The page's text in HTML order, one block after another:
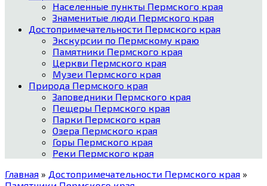
Населенные пункты Пермского края
Знаменитые люди Пермского края
Достопримечательности Пермского края
Экскурсии по Пермскому краю
Памятники Пермского края
Церкви Пермского края
Музеи Пермского края
Природа Пермского края
Заповедники Пермского края
Пещеры Пермского края
Парки Пермского края
Озера Пермского края
Горы Пермского края
Реки Пермского края
Главная » Достопримечательности Пермского края »